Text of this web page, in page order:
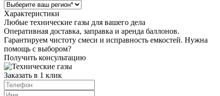
Характеристики
Любые технические газы для вашего дела
Оперативная доставка, заправка и аренда баллонов.
Гарантируем чистоту смеси и исправность емкостей. Нужна
помощь с выбором?
Получить консультацию
Заказать в 1 клик